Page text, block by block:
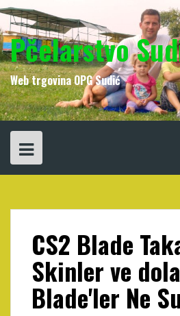
Skip
to
content
Pčelarstvo
Web trgovina OPG Sudić
CS2 Blade
Skinler ve
Blade'ler Ne